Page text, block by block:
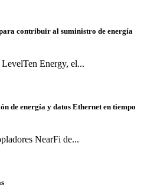
contribuir al suministro de energía
Energy, el...
de energía y datos Ethernet en tiempo
NearFi de...